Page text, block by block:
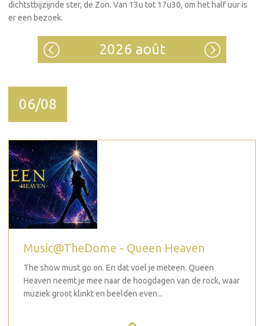
dichtstbijzijnde ster, de Zon. Van 13u tot 17u30, om het half uur is
er een bezoek.
2026 août
06/08
Music@TheDome - Queen Heaven
The show must go on. En dat voel je meteen. Queen
Heaven neemt je mee naar de hoogdagen van de rock, waar
muziek groot klinkt en beelden even...